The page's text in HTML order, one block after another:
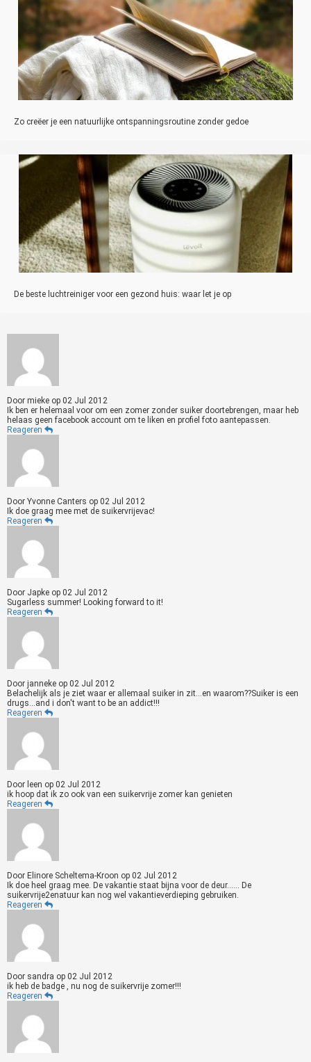
Zo creëer je een natuurlijke ontspanningsroutine zonder gedoe
De beste luchtreiniger voor een gezond huis: waar let je op
Door mieke op 02 Jul 2012
Ik ben er helemaal voor om een zomer zonder suiker doortebrengen, maar heb
helaas geen facebook account om te liken en profiel foto aantepassen.
Reageren
Door Yvonne Canters op 02 Jul 2012
Ik doe graag mee met de suikervrijevac!
Reageren
Door Japke op 02 Jul 2012
Sugarless summer! Looking forward to it!
Reageren
Door janneke op 02 Jul 2012
Belachelijk als je ziet waar er allemaal suiker in zit...en waarom??Suiker is een
drugs...and i don't want to be an addict!!!
Reageren
Door leen op 02 Jul 2012
ik hoop dat ik zo ook van een suikervrije zomer kan genieten
Reageren
Door Elinore Scheltema-Kroon op 02 Jul 2012
Ik doe heel graag mee. De vakantie staat bijna voor de deur...... De
suikervrije2enatuur kan nog wel vakantieverdieping gebruiken.
Reageren
Door sandra op 02 Jul 2012
ik heb de badge , nu nog de suikervrije zomer!!!
Reageren